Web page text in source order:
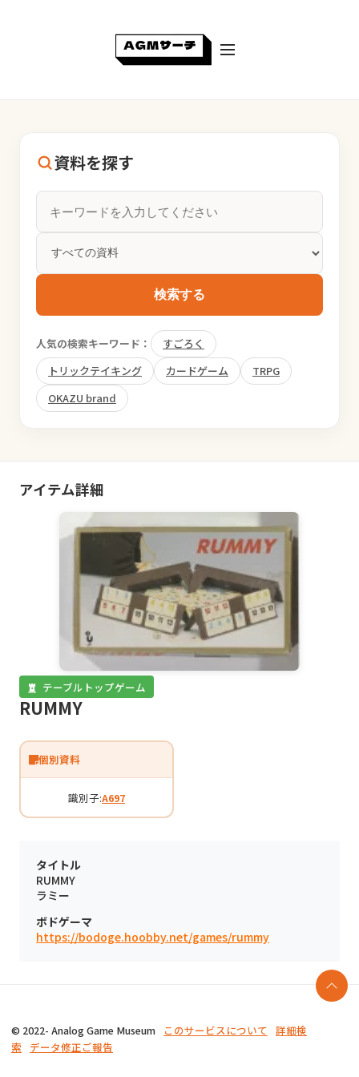
資料を探す
検索する
人気の検索キーワード：
すごろく
トリックテイキング
カードゲーム
TRPG
OKAZU brand
アイテム詳細
テーブルトップゲーム
RUMMY
個別資料
識別子:A697
タイトル
RUMMY
ラミー
ボドゲーマ
https://bodoge.hoobby.net/games/rummy
© 2022- Analog Game Museum このサービスについて 詳細検
索
データ修正ご報告